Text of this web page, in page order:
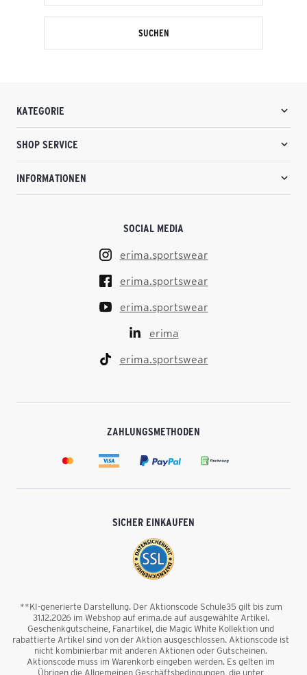
SUCHEN
KATEGORIE
SHOP SERVICE
INFORMATIONEN
SOCIAL MEDIA
erima.sportswear
erima.sportswear
erima.sportswear
erima
erima.sportswear
ZAHLUNGSMETHODEN
SICHER EINKAUFEN
**KI-generierte Darstellung. Der Aktionscode Schule35 gilt bis zum
31.12.2026 im Webshop auf erima.de auf ausgewählte Artikel.
Geschenkgutscheine, Fanartikel, die Magic White Kollektion und
rabattierte Artikel sind von der Aktion ausgeschlossen. Aktionscode ist
nicht kombinierbar mit anderen Aktionen oder Gutscheinen.
Aktionscode muss im Warenkorb eingeben werden. Es gelten im
Übrigen die Allgemeinen Geschäftsbedingungen, die unter